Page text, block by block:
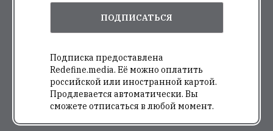
ПОДПИСАТЬСЯ
Подписка предоставлена
Redefine.media. Её можно оплатить
российской или иностранной картой.
Продлевается автоматически. Вы
сможете отписаться в любой момент.